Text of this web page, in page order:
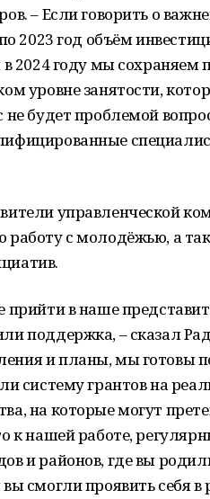
– Если говорить о
2023 год объём
2024 году мы
уровне занятости,
не будет проблемой
управленческой
работу с молодёжью, а
в наше
поддержка, – сказал
и планы, мы готовы
систему грантов на
на которые могут
к нашей работе,
и районов, где вы
смогли проявить себя в